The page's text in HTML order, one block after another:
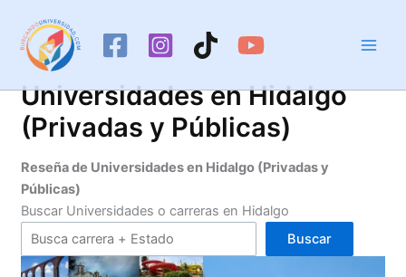
contenido
Universidades en Hidalgo
(Privadas y Públicas)
Reseña de Universidades en Hidalgo (Privadas y
Públicas)
Buscar Universidades o carreras en Hidalgo
Buscar